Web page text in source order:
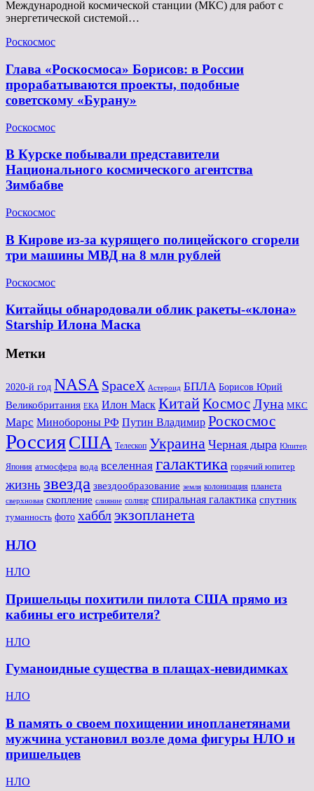
Международной космической станции (МКС) для работ с
энергетической системой…
Роскосмос
Глава «Роскосмоса» Борисов: в России
прорабатываются проекты, подобные
советскому «Бурану»
Роскосмос
В Курске побывали представители
Национального космического агентства
Зимбабве
Роскосмос
В Кирове из-за курящего полицейского сгорели
три машины МВД на 8 млн рублей
Роскосмос
Китайцы обнародовали облик ракеты-«клона»
Starship Илона Маска
Метки
2020-й год NASA SpaceX Астероид БПЛА Борисов Юрий
Великобритания ЕКА Илон Маск КитайКосмосЛуна МКС
Марс Минoбороны РФ Путин Владимир Роскосмос
РоссияСША Телескоп Украина Черная дыра Юпитер
Япония атмосфера вода вселенная галактика горячий юпитер
жизнь звезда звездообразование земля колонизация планета
сверхновая скопление слияние солнце спиральная галактика спутник
туманность фото хаббл экзопланета
НЛО
НЛО
Пришельцы похитили пилота США прямо из
кабины его истребителя?
НЛО
Гуманоидные существа в плащах-невидимках
НЛО
В память о своем похищении инопланетянами
мужчина установил возле дома фигуры НЛО и
пришельцев
НЛО